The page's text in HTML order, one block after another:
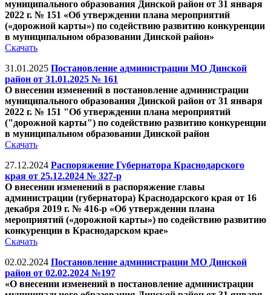
муниципального образования Динской район от 31 января
2022 г. № 151 «Об утверждении плана мероприятий
(«дорожной карты») по содействию развитию конкуренции
в муниципальном образовании Динской район»
Скачать
31.01.2025 Постановление администрации МО Динской
район от 31.01.2025 № 161
О внесении изменений в постановление администрации
муниципального образования Динской район от 31 января
2022 г. № 151 "Об утверждении плана мероприятий
("дорожной карты") по содействию развитию конкуренции
в муниципальном образовании Динской район
Скачать
27.12.2024 Распоряжение Губернатора Краснодарского
края от 25.12.2024 № 327-р
О внесении изменений в распоряжение главы
администрации (губернатора) Краснодарского края от 16
декабря 2019 г. № 416-р «Об утверждении плана
мероприятий («дорожной карты») по содействию развитию
конкуренции в Краснодарском крае»
Скачать
02.02.2024 Постановление администрации МО Динской
район от 02.02.2024 №197
«О внесении изменений в постановление администрации